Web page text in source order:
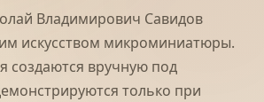
Владимирович Савидов
искусством микроминиатюры.
создаются вручную под
только при